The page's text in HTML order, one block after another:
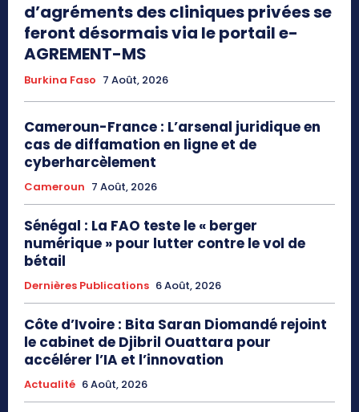
d’agréments des cliniques privées se
feront désormais via le portail e-
AGREMENT-MS
Burkina Faso 7 Août, 2026
Cameroun-France : L’arsenal juridique en
cas de diffamation en ligne et de
cyberharcèlement
Cameroun 7 Août, 2026
Sénégal : La FAO teste le « berger
numérique » pour lutter contre le vol de
bétail
Dernières Publications 6 Août, 2026
Côte d’Ivoire : Bita Saran Diomandé rejoint
le cabinet de Djibril Ouattara pour
accélérer l’IA et l’innovation
Actualité 6 Août, 2026